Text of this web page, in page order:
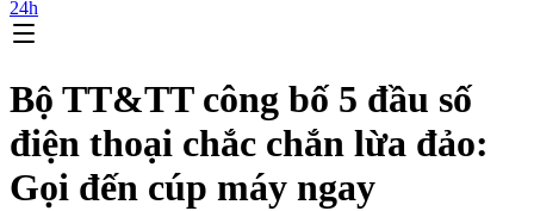
24h
Bộ TT&TT công bố 5 đầu số
điện thoại chắc chắn lừa đảo:
Gọi đến cúp máy ngay